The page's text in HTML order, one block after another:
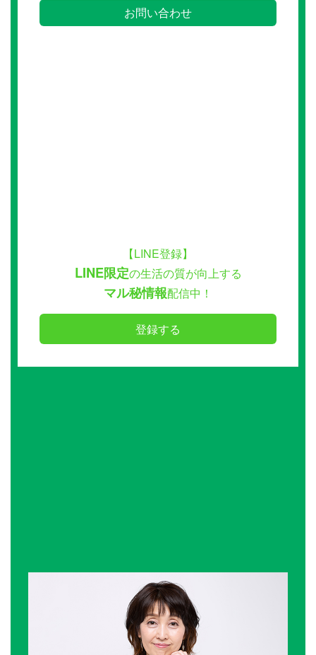
お問い合わせ
【LINE登録】
LINE限定の生活の質が向上する
マル秘情報配信中！
登録する